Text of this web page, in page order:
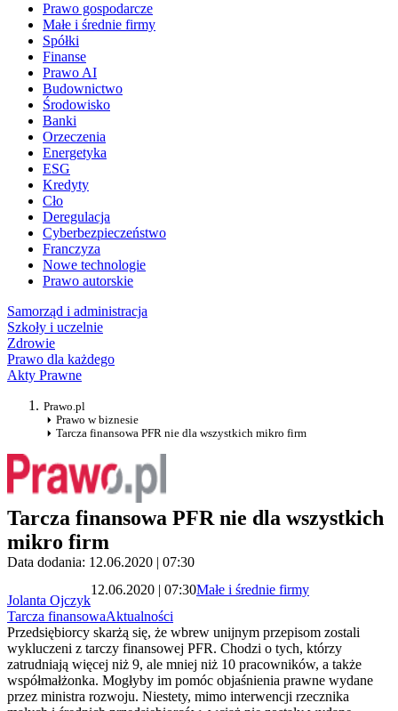
Prawo gospodarcze
Małe i średnie firmy
Spółki
Finanse
Prawo AI
Budownictwo
Środowisko
Banki
Orzeczenia
Energetyka
ESG
Kredyty
Cło
Deregulacja
Cyberbezpieczeństwo
Franczyza
Nowe technologie
Prawo autorskie
Samorząd i administracja
Szkoły i uczelnie
Zdrowie
Prawo dla każdego
Akty Prawne
Prawo.pl
Prawo w biznesie
Tarcza finansowa PFR nie dla wszystkich mikro firm
Tarcza finansowa PFR nie dla wszystkich
mikro firm
Data dodania: 12.06.2020 | 07:30
Jolanta Ojczyk
12.06.2020 | 07:30Małe i średnie firmy
Tarcza finansowaAktualności
Przedsiębiorcy skarżą się, że wbrew unijnym przepisom zostali
wykluczeni z tarczy finansowej PFR. Chodzi o tych, którzy
zatrudniają więcej niż 9, ale mniej niż 10 pracowników, a także
współmałżonka. Mogłyby im pomóc objaśnienia prawne wydane
przez ministra rozwoju. Niestety, mimo interwencji rzecznika